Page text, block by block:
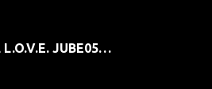
GUESS STEEL L.O.V.E. JUBE05462JWRHT/U Σκουλαρίκια Ασημένια Καρδιές Με Πέτρες